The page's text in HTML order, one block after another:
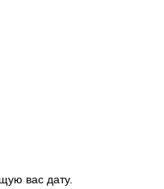
вас дату.